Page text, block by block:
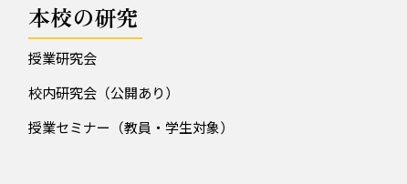
本校の研究
授業研究会
校内研究会（公開あり）
授業セミナー（教員・学生対象）